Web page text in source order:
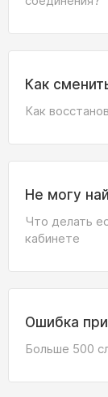
Как
Как
Не могу
Что делать
кабинете
Ошибка
Больше 500